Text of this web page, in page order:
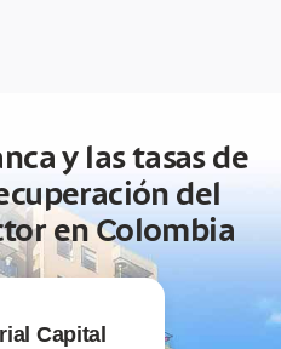
y las tasas de
del
en Colombia
Capital